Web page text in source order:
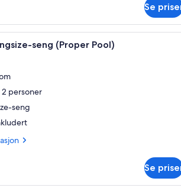
Se
Utendørsbasseng,
seng (Proper Pool)
2 personer
seng
Se